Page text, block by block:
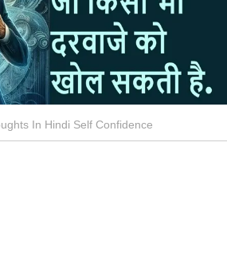
In Hindi Self Confidence